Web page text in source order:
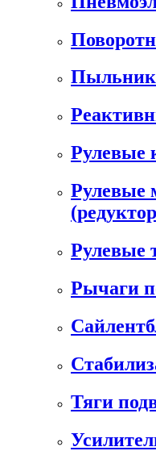
Рулевые
Рулевые
Рулевые
Рычаги
Тяги